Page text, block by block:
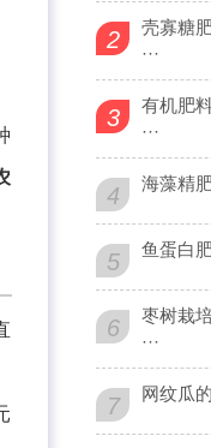
2
壳寡糖
···
3
有机肥
···
4 海藻精
5 鱼蛋白
6
枣树栽
···
7 网纹瓜